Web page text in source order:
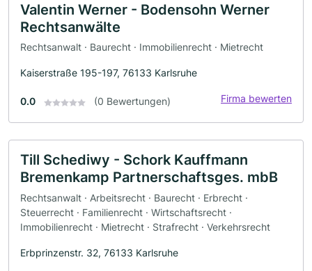
Valentin Werner - Bodensohn Werner
Rechtsanwälte
Rechtsanwalt · Baurecht · Immobilienrecht · Mietrecht
Kaiserstraße 195-197, 76133 Karlsruhe
0.0 (0 Bewertungen) Firma bewerten
Till Schediwy - Schork Kauffmann
Bremenkamp Partnerschaftsges. mbB
Rechtsanwalt · Arbeitsrecht · Baurecht · Erbrecht ·
Steuerrecht · Familienrecht · Wirtschaftsrecht ·
Immobilienrecht · Mietrecht · Strafrecht · Verkehrsrecht
Erbprinzenstr. 32, 76133 Karlsruhe